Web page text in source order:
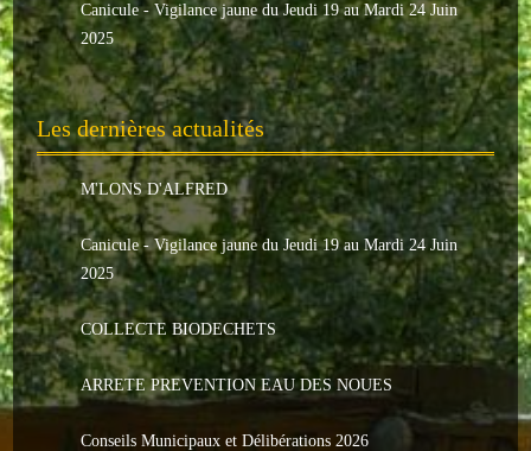
Les comptes rendus
Le personnel communal
L'Echo de Nuaillé
Tarifs et locations
Galeries photos
INDISPENSABLES
Nouveaux arrivants
Le PACS
Voter
Canicule - Vigilance jaune du Jeudi 19 au Mardi 24 Juin
2025
Les dernières actualités
M'LONS D'ALFRED
Canicule - Vigilance jaune du Jeudi 19 au Mardi 24 Juin
2025
COLLECTE BIODECHETS
ARRETE PREVENTION EAU DES NOUES
Conseils Municipaux et Délibérations 2026